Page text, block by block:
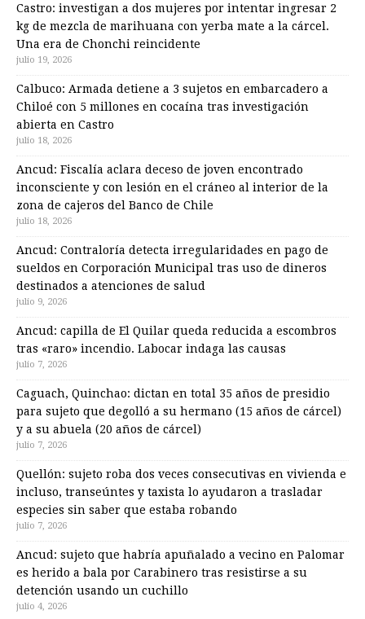
Castro: investigan a dos mujeres por intentar ingresar 2
kg de mezcla de marihuana con yerba mate a la cárcel.
Una era de Chonchi reincidente
julio 19, 2026
Calbuco: Armada detiene a 3 sujetos en embarcadero a
Chiloé con 5 millones en cocaína tras investigación
abierta en Castro
julio 18, 2026
Ancud: Fiscalía aclara deceso de joven encontrado
inconsciente y con lesión en el cráneo al interior de la
zona de cajeros del Banco de Chile
julio 18, 2026
Ancud: Contraloría detecta irregularidades en pago de
sueldos en Corporación Municipal tras uso de dineros
destinados a atenciones de salud
julio 9, 2026
Ancud: capilla de El Quilar queda reducida a escombros
tras «raro» incendio. Labocar indaga las causas
julio 7, 2026
Caguach, Quinchao: dictan en total 35 años de presidio
para sujeto que degolló a su hermano (15 años de cárcel)
y a su abuela (20 años de cárcel)
julio 7, 2026
Quellón: sujeto roba dos veces consecutivas en vivienda e
incluso, transeúntes y taxista lo ayudaron a trasladar
especies sin saber que estaba robando
julio 7, 2026
Ancud: sujeto que habría apuñalado a vecino en Palomar
es herido a bala por Carabinero tras resistirse a su
detención usando un cuchillo
julio 4, 2026